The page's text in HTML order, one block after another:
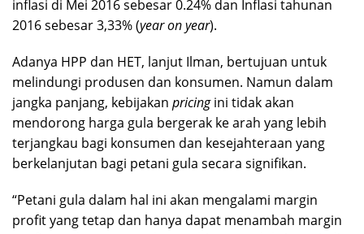
inflasi di Mei 2016 sebesar 0.24% dan Inflasi tahunan
2016 sebesar 3,33% (year on year).
Adanya HPP dan HET, lanjut Ilman, bertujuan untuk
melindungi produsen dan konsumen. Namun dalam
jangka panjang, kebijakan pricingini tidak akan
mendorong harga gula bergerak ke arah yang lebih
terjangkau bagi konsumen dan kesejahteraan yang
berkelanjutan bagi petani gula secara signifikan.
“Petani gula dalam hal ini akan mengalami margin
profit yang tetap dan hanya dapat menambah margin